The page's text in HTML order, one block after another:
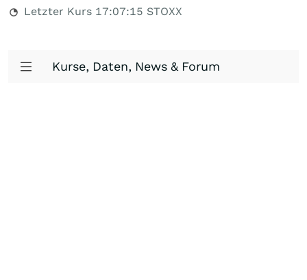
Letzter Kurs 17:07:15 STOXX
Kurse, Daten, News & Forum